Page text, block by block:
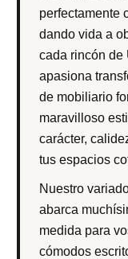
perfectamente
dando vida a
cada rincón de
apasiona
de mobiliario
maravilloso
carácter,
tus espacios
Nuestro
abarca
medida para
cómodos